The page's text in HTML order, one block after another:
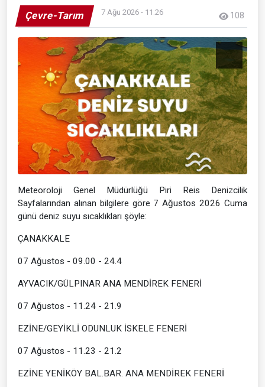
Çevre-Tarım 7 Ağu 2026 - 11:26 108
Meteoroloji Genel Müdürlüğü Piri Reis Denizcilik
Sayfalarından alınan bilgilere göre 7 Ağustos 2026 Cuma
günü deniz suyu sıcaklıkları şöyle:
ÇANAKKALE
07 Ağustos - 09.00 - 24.4
AYVACIK/GÜLPINAR ANA MENDİREK FENERİ
07 Ağustos - 11.24 - 21.9
EZİNE/GEYİKLİ ODUNLUK İSKELE FENERİ
07 Ağustos - 11.23 - 21.2
EZİNE YENİKÖY BAL.BAR. ANA MENDİREK FENERİ